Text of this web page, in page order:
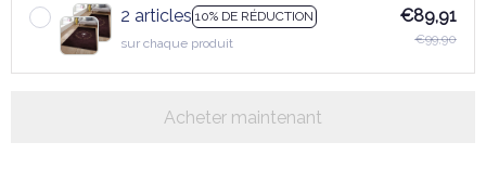
2 articles 10% DE RÉDUCTION
sur chaque produit
€89,91
€99,90
Acheter maintenant